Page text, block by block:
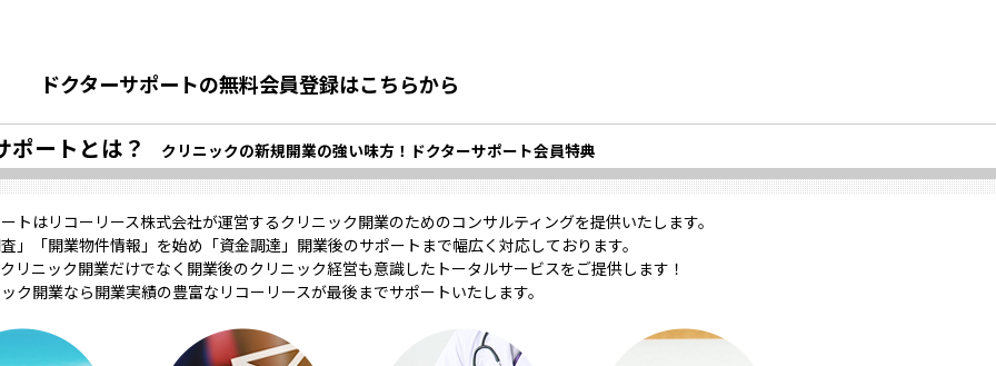
ドクターサポートの無料会員登録はこちらから
ポートとは？ クリニックの新規開業の強い味方！ドクターサポート会員特典
トはリコーリース株式会社が運営するクリニック開業のためのコンサルティングを提供いたします。
」「開業物件情報」を始め「資金調達」開業後のサポートまで幅広く対応しております。
リニック開業だけでなく開業後のクリニック経営も意識したトータルサービスをご提供します！
ク開業なら開業実績の豊富なリコーリースが最後までサポートいたします。